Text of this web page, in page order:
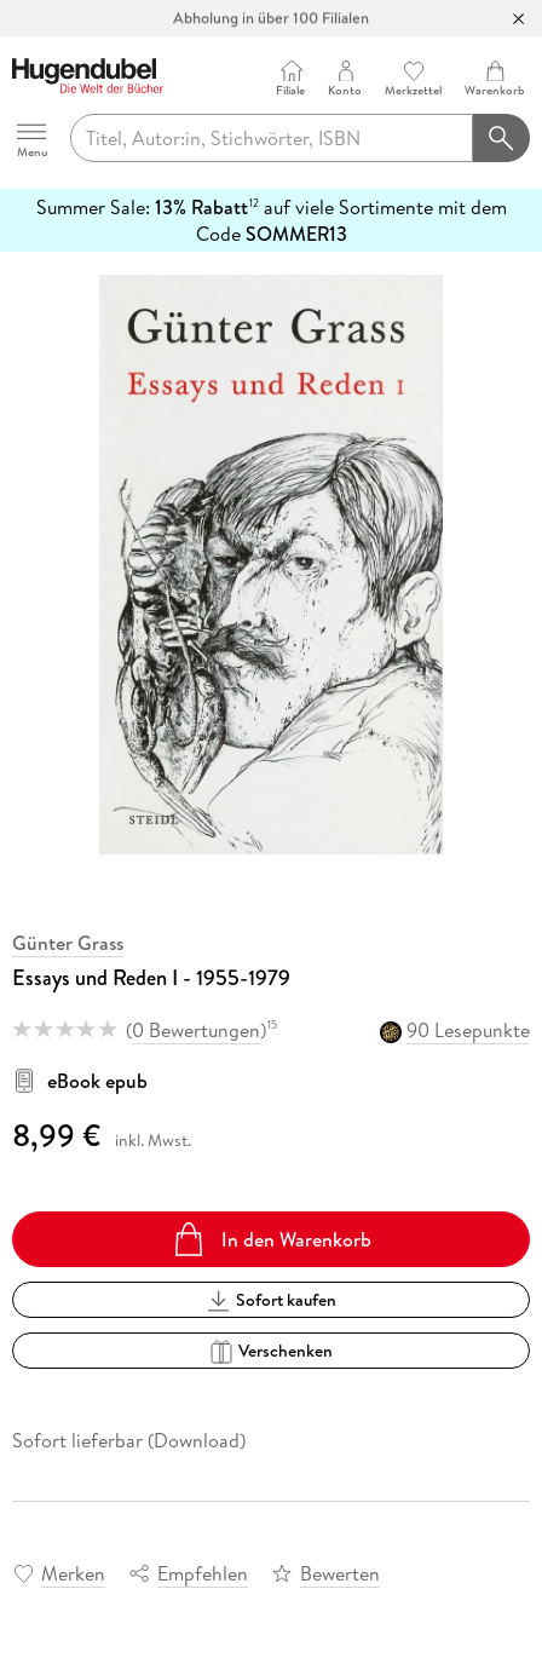
Abholung in über 100 Filialen
Hugendubel
Menu
Filiale Konto Merkzettel Warenkorb
Summer Sale: 13% Rabatt12auf viele Sortimente mit dem
CodeSOMMER13
erfahren
Günter Grass
Essays und Reden I - 1955-1979
(0 Bewertungen)15
90 Lesepunkte
eBook epub
8,99 € inkl. Mwst.
In den Warenkorb
Sofort kaufen
Verschenken
Sofort lieferbar (Download)
Merken Empfehlen Bewerten